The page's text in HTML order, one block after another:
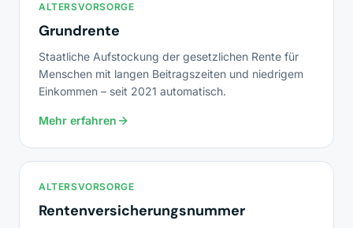
ALTERSVORSORGE
Grundrente
Staatliche Aufstockung der gesetzlichen Rente für
Menschen mit langen Beitragszeiten und niedrigem
Einkommen – seit 2021 automatisch.
Mehr erfahren
ALTERSVORSORGE
Rentenversicherungsnummer